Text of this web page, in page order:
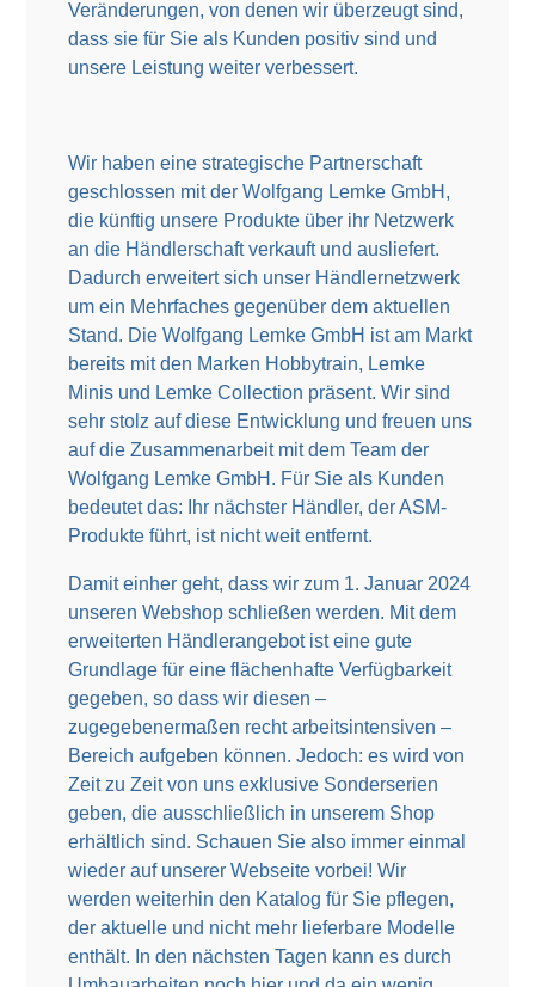
Veränderungen, von denen wir überzeugt sind,
dass sie für Sie als Kunden positiv sind und
unsere Leistung weiter verbessert.
Wir haben eine strategische Partnerschaft
geschlossen mit der Wolfgang Lemke GmbH,
die künftig unsere Produkte über ihr Netzwerk
an die Händlerschaft verkauft und ausliefert.
Dadurch erweitert sich unser Händlernetzwerk
um ein Mehrfaches gegenüber dem aktuellen
Stand. Die Wolfgang Lemke GmbH ist am Markt
bereits mit den Marken Hobbytrain, Lemke
Minis und Lemke Collection präsent. Wir sind
sehr stolz auf diese Entwicklung und freuen uns
auf die Zusammenarbeit mit dem Team der
Wolfgang Lemke GmbH. Für Sie als Kunden
bedeutet das: Ihr nächster Händler, der ASM-
Produkte führt, ist nicht weit entfernt.
Damit einher geht, dass wir zum 1. Januar 2024
unseren Webshop schließen werden. Mit dem
erweiterten Händlerangebot ist eine gute
Grundlage für eine flächenhafte Verfügbarkeit
gegeben, so dass wir diesen –
zugegebenermaßen recht arbeitsintensiven –
Bereich aufgeben können. Jedoch: es wird von
Zeit zu Zeit von uns exklusive Sonderserien
geben, die ausschließlich in unserem Shop
erhältlich sind. Schauen Sie also immer einmal
wieder auf unserer Webseite vorbei! Wir
werden weiterhin den Katalog für Sie pflegen,
der aktuelle und nicht mehr lieferbare Modelle
enthält. In den nächsten Tagen kann es durch